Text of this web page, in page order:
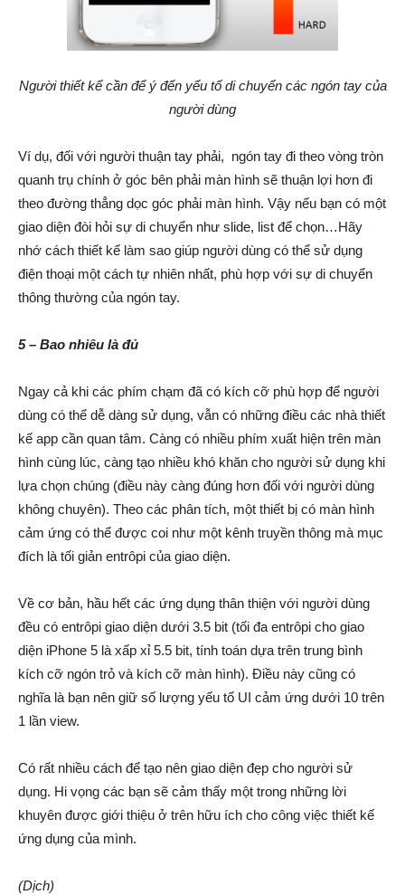
Người thiết kế cần để ý đến yếu tố di chuyển các ngón tay của
người dùng
Ví dụ, đối với người thuận tay phải, ngón tay đi theo vòng tròn
quanh trụ chính ở góc bên phải màn hình sẽ thuận lợi hơn đi
theo đường thẳng dọc góc phải màn hình. Vậy nếu bạn có một
giao diện đòi hỏi sự di chuyển như slide, list để chọn…Hãy
nhớ cách thiết kế làm sao giúp người dùng có thể sử dụng
điện thoại một cách tự nhiên nhất, phù hợp với sự di chuyển
thông thường của ngón tay.
5 – Bao nhiêu là đủ
Ngay cả khi các phím chạm đã có kích cỡ phù hợp để người
dùng có thể dễ dàng sử dụng, vẫn có những điều các nhà thiết
kế app cần quan tâm. Càng có nhiều phím xuất hiện trên màn
hình cùng lúc, càng tạo nhiều khó khăn cho người sử dụng khi
lựa chọn chúng (điều này càng đúng hơn đối với người dùng
không chuyên). Theo các phân tích, một thiết bị có màn hình
cảm ứng có thể được coi như một kênh truyền thông mà mục
đích là tối giản entrôpi của giao diện.
Về cơ bản, hầu hết các ứng dụng thân thiện với người dùng
đều có entrôpi giao diện dưới 3.5 bit (tối đa entrôpi cho giao
diện iPhone 5 là xấp xỉ 5.5 bit, tính toán dựa trên trung bình
kích cỡ ngón trỏ và kích cỡ màn hình). Điều này cũng có
nghĩa là bạn nên giữ số lượng yếu tố UI cảm ứng dưới 10 trên
1 lần view.
Có rất nhiều cách để tạo nên giao diện đẹp cho người sử
dụng. Hi vọng các bạn sẽ cảm thấy một trong những lời
khuyên được giới thiệu ở trên hữu ích cho công việc thiết kế
ứng dụng của mình.
(Dịch)